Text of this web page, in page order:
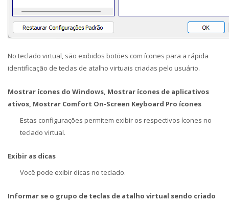
No teclado virtual, são exibidos botões com ícones para a rápida
identificação de teclas de atalho virtuais criadas pelo usuário.
Mostrar ícones do Windows, Mostrar ícones de aplicativos
ativos, Mostrar Comfort On-Screen Keyboard Pro ícones
Estas configurações permitem exibir os respectivos ícones no
teclado virtual.
Exibir as dicas
Você pode exibir dicas no teclado.
Informar se o grupo de teclas de atalho virtual sendo criado